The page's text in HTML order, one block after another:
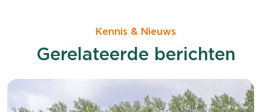
Kennis & Nieuws
Gerelateerde berichten